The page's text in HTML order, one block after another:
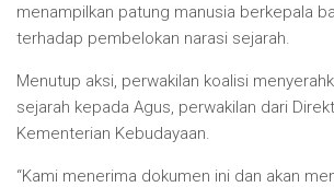
menampilkan patung manusia berkepala
terhadap pembelokan narasi sejarah.
Menutup aksi, perwakilan koalisi
sejarah kepada Agus, perwakilan dari
Kementerian Kebudayaan.
“Kami menerima dokumen ini dan akan